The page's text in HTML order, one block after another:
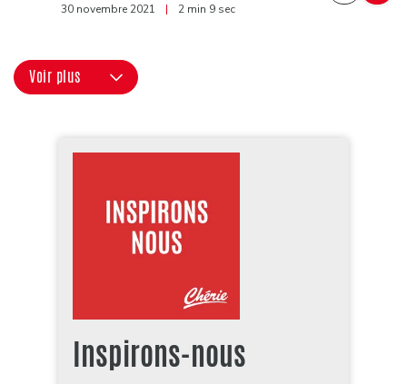
30 novembre 2021 | 2 min 9 sec
Voir plus
Inspirons-nous